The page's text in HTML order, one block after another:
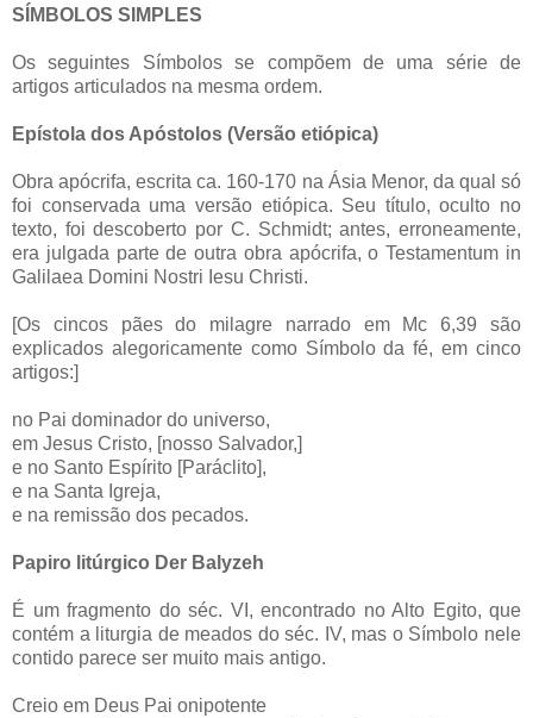
SÍMBOLOS SIMPLES
Os seguintes Símbolos se compõem de uma série de
artigos articulados na mesma ordem.
Epístola dos Apóstolos (Versão etiópica)
Obra apócrifa, escrita ca. 160-170 na Ásia Menor, da qual só
foi conservada uma versão etiópica. Seu título, oculto no
texto, foi descoberto por C. Schmidt; antes, erroneamente,
era julgada parte de outra obra apócrifa, o Testamentum in
Galilaea Domini Nostri Iesu Christi.
[Os cincos pães do milagre narrado em Mc 6,39 são
explicados alegoricamente como Símbolo da fé, em cinco
artigos:]
no Pai dominador do universo,
em Jesus Cristo, [nosso Salvador,]
e no Santo Espírito [Paráclito],
e na Santa Igreja,
e na remissão dos pecados.
Papiro litúrgico Der Balyzeh
É um fragmento do séc. VI, encontrado no Alto Egito, que
contém a liturgia de meados do séc. IV, mas o Símbolo nele
contido parece ser muito mais antigo.
Creio em Deus Pai onipotente